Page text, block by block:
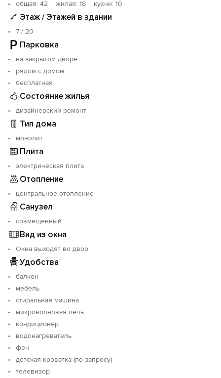
пониманием.
Заезд после 14:00, выезд до 11:00, ранний заезд и
поздний выезд оговариваются отдельно.
Вам не захочется от нас уезжать!
oбщая: 42 жилая: 18 кухни: 10
Этаж / Этажей в здании
7 / 20
Парковка
на закрытом дворе
рядом с домом
бесплатная
Состояние жилья
дизайнерский ремонт
Тип дома
монолит
Плита
электрическая плита
Отопление
центральное отопление
Санузел
совмещенный
Вид из окна
Окна выходят во двор
Удобства
балкон
мебель
стиральная машина
микроволновая печь
кондиционер
водонагреватель
фен
детская кроватка (по запросу)
телевизор